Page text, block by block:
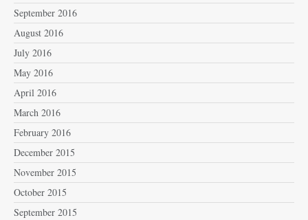
September 2016
August 2016
July 2016
May 2016
April 2016
March 2016
February 2016
December 2015
November 2015
October 2015
September 2015